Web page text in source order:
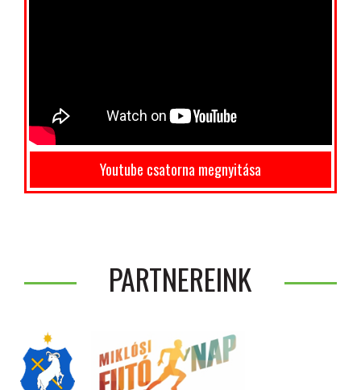
Youtube csatorna megnyitása
PARTNEREINK